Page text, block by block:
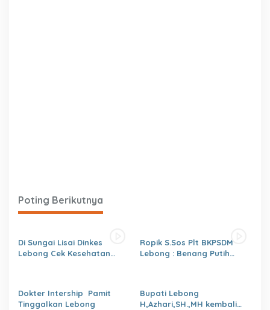
Poting Berikutnya
Di Sungai Lisai Dinkes
Lebong Cek Kesehatan
Ropik S.Sos Plt BKPSDM
Lebong : Benang Putih
Dokter Intership Pamit
Tinggalkan Lebong
Bupati Lebong
H,Azhari,SH.,MH kembali